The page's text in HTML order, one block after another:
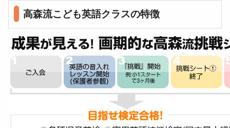
高森流こども英語クラスの特徴